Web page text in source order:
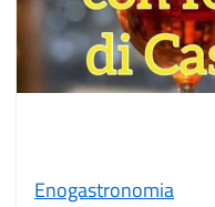
Enogastronomia